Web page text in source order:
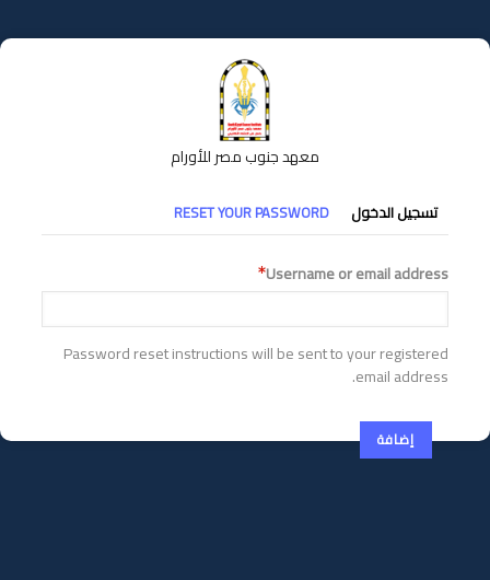
إلى
المحتوى
معهد جنوب مصر للأورام
التبويبات
الأساسية
تسجيل الدخول RESET YOUR PASSWORD
Username or email address
Password reset instructions will be sent to your registered
email address.